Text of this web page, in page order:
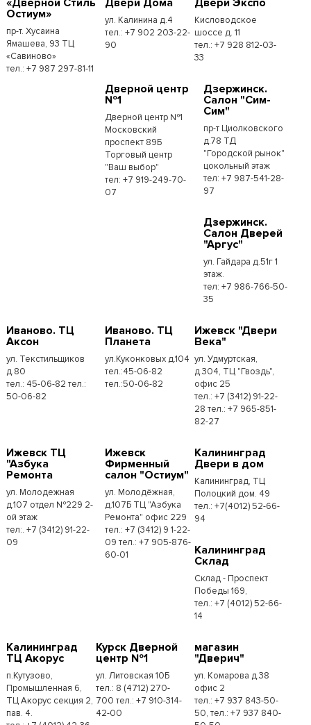
Остиум»
пр-т. Хусаина
Ямашева, 93 ТЦ
«Савиново»
тел.: +7 987 297-81-11
ул. Калинина д.4
тел.: +7 902 203-22-
90
Кисловодское
шоссе д. 11
тел.: +7 928 812-03-
33
Дверной центр
№1
Дверной центр №1
Московский
проспект 89Б
Торговый центр
"Ваш выбор"
тел: +7 919-249-70-
07
Дзержинск.
Салон "Сим-
Сим"
пр-т Циолковского
д.78 ТД
"Городской рынок"
цокольный этаж
тел: +7 987-541-28-
97
Дзержинск.
Салон Дверей
"Аргус"
ул. Гайдара д.51г 1
этаж.
тел: +7 986-766-50-
35
Иваново. ТЦ
Аксон
ул. Текстильщиков
д.80
тел.: 45-06-82 тел.:
50-06-82
Иваново. ТЦ
Планета
ул.Куконковых д.104
тел.:45-06-82
тел.:50-06-82
Ижевск "Двери
Века"
ул. Удмуртская,
д.304, ТЦ "Гвоздь",
офис 25
тел.: +7 (3412) 91-22-
28 тел.: +7 965-851-
82-27
Ижевск ТЦ
"Азбука
Ремонта
ул. Молодежная
д.107 отдел №229 2-
ой этаж
тел:. +7 (3412) 91-22-
09
Ижевск
Фирменный
салон "Остиум"
ул. Молодёжная,
д.107Б ТЦ "Азбука
Ремонта" офис 229
тел.: +7 (3412) 9 1-22-
09 тел.: +7 905-876-
60-01
Калининград
Двери в дом
Калининград, ТЦ
Полоцкий дом. 49
тел.: +7(4012) 52-66-
94
Калининград
Склад
Склад - Проспект
Победы 169,
тел.:​ +7 (4012) 52-66-
14
Калининград
ТЦ Акорус
п.Кутузово,
Промышленная 6,
ТЦ Акорус секция 2,
пав. 4.
Курск Дверной
центр №1
ул. Литовская 10Б
тел.: 8 (4712) 270-
700 тел.: +7 910-314-
42-00
магазин
"Дверич"
ул. Комарова д.38
офис 2
тел.: +7 937 843-50-
50, тел.: +7 937 840-